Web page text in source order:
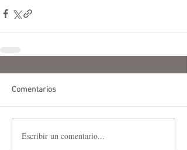
Comentarios
Escribir un comentario...